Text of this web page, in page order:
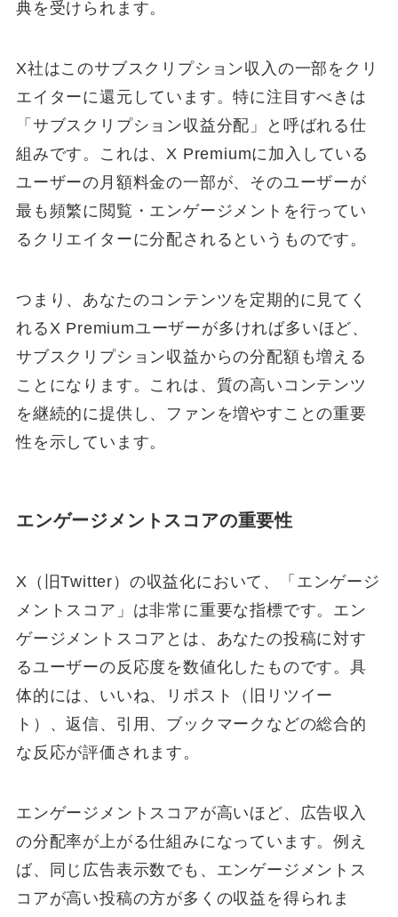
典を受けられます。
X社はこのサブスクリプション収入の一部をクリ
エイターに還元しています。特に注目すべきは
「サブスクリプション収益分配」と呼ばれる仕
組みです。これは、X Premiumに加入している
ユーザーの月額料金の一部が、そのユーザーが
最も頻繁に閲覧・エンゲージメントを行ってい
るクリエイターに分配されるというものです。
つまり、あなたのコンテンツを定期的に見てく
れるX Premiumユーザーが多ければ多いほど、
サブスクリプション収益からの分配額も増える
ことになります。これは、質の高いコンテンツ
を継続的に提供し、ファンを増やすことの重要
性を示しています。
エンゲージメントスコアの重要性
X（旧Twitter）の収益化において、「エンゲージ
メントスコア」は非常に重要な指標です。エン
ゲージメントスコアとは、あなたの投稿に対す
るユーザーの反応度を数値化したものです。具
体的には、いいね、リポスト（旧リツイー
ト）、返信、引用、ブックマークなどの総合的
な反応が評価されます。
エンゲージメントスコアが高いほど、広告収入
の分配率が上がる仕組みになっています。例え
ば、同じ広告表示数でも、エンゲージメントス
コアが高い投稿の方が多くの収益を得られま